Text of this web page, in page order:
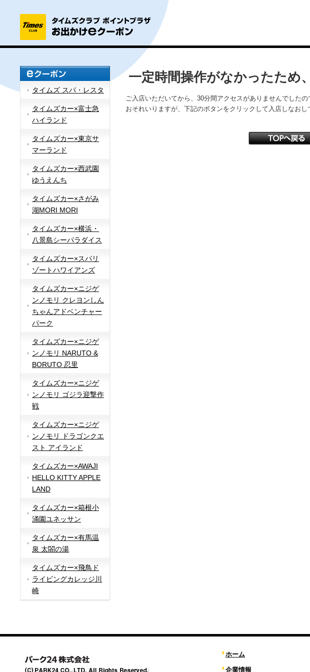
タイムズ スパ・レスタ
タイムズカー×富士急
ハイランド
タイムズカー×東京サ
マーランド
タイムズカー×西武園
ゆうえんち
タイムズカー×さがみ
湖MORI MORI
タイムズカー×横浜・
八景島シーパラダイス
タイムズカー×スパリ
ゾートハワイアンズ
タイムズカー×ニジゲ
ンノモリ クレヨンしん
ちゃんアドベンチャー
パーク
タイムズカー×ニジゲ
ンノモリ NARUTO &
BORUTO 忍里
タイムズカー×ニジゲ
ンノモリ ゴジラ迎撃作
戦
タイムズカー×ニジゲ
ンノモリ ドラゴンクエ
スト アイランド
タイムズカー×AWAJI
HELLO KITTY APPLE
LAND
タイムズカー×箱根小
涌園ユネッサン
タイムズカー×有馬温
泉 太閤の湯
タイムズカー×飛鳥ド
ライビングカレッジ川
崎
一定時間操作がなかったため
ご入店いただいてから、30分間アクセスがありませんでした
おそれいりますが、下記のボタンをクリックして入店しなおし
ホーム
企業情報